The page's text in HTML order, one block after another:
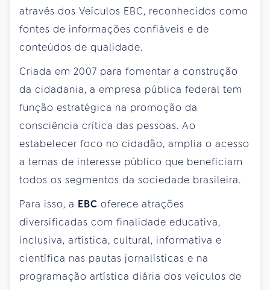
através dos Veículos EBC, reconhecidos como
fontes de informações confiáveis e de
conteúdos de qualidade.
Criada em 2007 para fomentar a construção
da cidadania, a empresa pública federal tem
função estratégica na promoção da
consciência crítica das pessoas. Ao
estabelecer foco no cidadão, amplia o acesso
a temas de interesse público que beneficiam
todos os segmentos da sociedade brasileira.
Para isso, a EBC oferece atrações
diversificadas com finalidade educativa,
inclusiva, artística, cultural, informativa e
científica nas pautas jornalísticas e na
programação artística diária dos veículos de